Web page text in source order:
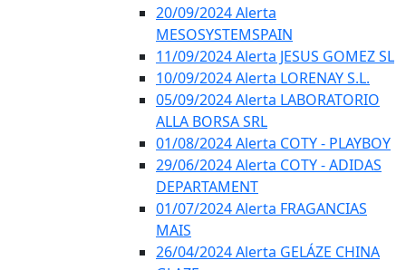
20/09/2024 Alerta
MESOSYSTEMSPAIN
11/09/2024 Alerta JESUS GOMEZ SL
10/09/2024 Alerta LORENAY S.L.
05/09/2024 Alerta LABORATORIO
ALLA BORSA SRL
01/08/2024 Alerta COTY - PLAYBOY
29/06/2024 Alerta COTY - ADIDAS
DEPARTAMENT
01/07/2024 Alerta FRAGANCIAS
MAIS
26/04/2024 Alerta GELÁZE CHINA